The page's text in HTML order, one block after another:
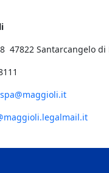
47822 Santarcangelo di